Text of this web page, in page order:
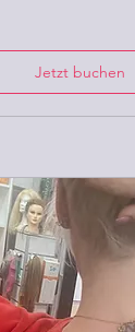
Jetzt buchen